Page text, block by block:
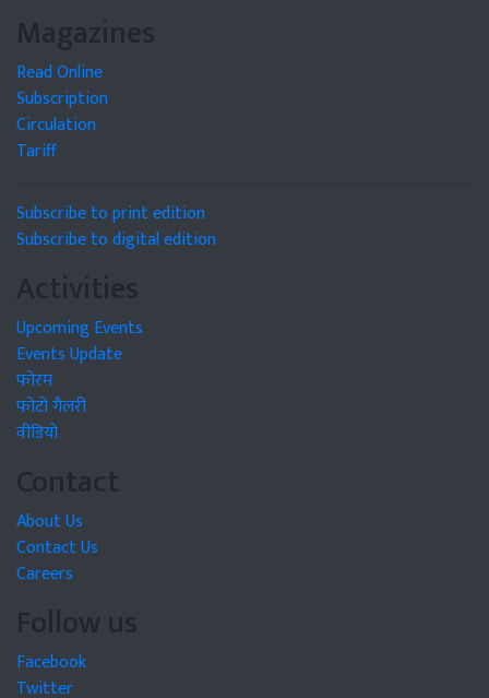
Magazines
Read Online
Subscription
Circulation
Tariff
Subscribe to print edition
Subscribe to digital edition
Activities
Upcoming Events
Events Update
फोरम
फोटो गैलरी
वीडियो
Contact
About Us
Contact Us
Careers
Follow us
Facebook
Twitter